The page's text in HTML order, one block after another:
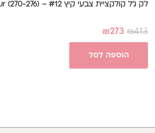
לק ג'ל קולקציית צבעי קיץ #12 – Glamour (270-276)
₪413
₪273
הוספה לסל